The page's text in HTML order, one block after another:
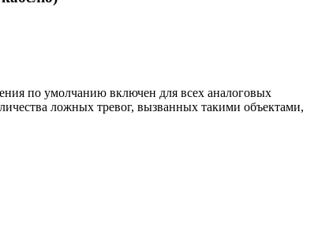
по умолчанию включен для всех аналоговых
ложных тревог, вызванных такими объектами,